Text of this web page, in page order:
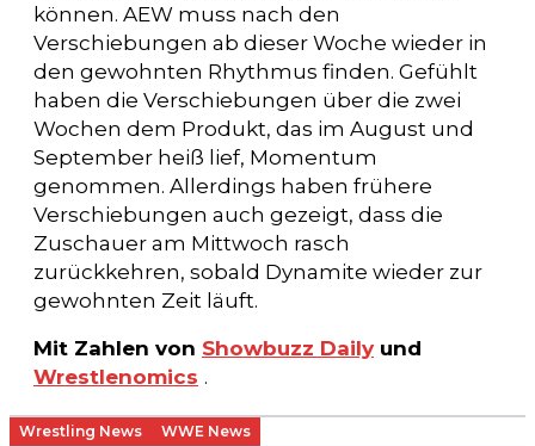
können. AEW muss nach den
Verschiebungen ab dieser Woche wieder in
den gewohnten Rhythmus finden. Gefühlt
haben die Verschiebungen über die zwei
Wochen dem Produkt, das im August und
September heiß lief, Momentum
genommen. Allerdings haben frühere
Verschiebungen auch gezeigt, dass die
Zuschauer am Mittwoch rasch
zurückkehren, sobald Dynamite wieder zur
gewohnten Zeit läuft.
Mit Zahlen von Showbuzz Daily und
Wrestlenomics .
Wrestling News WWE News